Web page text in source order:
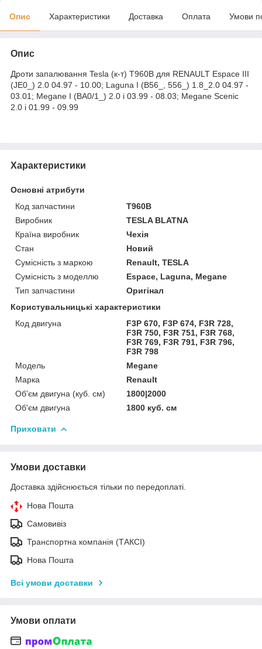
Опис Характеристики Доставка Оплата Умови
Опис
Дроти запалювання Tesla (к-т) T960B для RENAULT Espace III
(JE0_) 2.0 04.97 - 10.00; Laguna I (B56_, 556_) 1.8_2.0 04.97 -
03.01; Megane I (BA0/1_) 2.0 i 03.99 - 08.03; Megane Scenic
2.0 i 01.99 - 09.99
Характеристики
Основні атрибути
Код запчастини
T960B
Виробник
TESLA BLATNA
Країна виробник
Чехія
Стан
Новий
Сумісність з маркою
Renault, TESLA
Сумісність з моделлю
Espace, Laguna, Megane
Тип запчастини
Оригінал
Користувальницькі характеристики
Код двигуна
F3P 670, F3P 674, F3R 728,
F3R 750, F3R 751, F3R 768,
F3R 769, F3R 791, F3R 796,
F3R 798
Мoдель
Megane
Марка
Renault
Об'єм двигуна (куб. см)
1800|2000
Об'єм двигуна
1800 куб. cм
Приховати
Умови доставки
Доставка здійснюється тільки по передоплаті.
Нова Пошта
Самовивіз
Транспортна компанія (ТАКСІ)
Нова Пошта
Всі умови доставки
Умови оплати